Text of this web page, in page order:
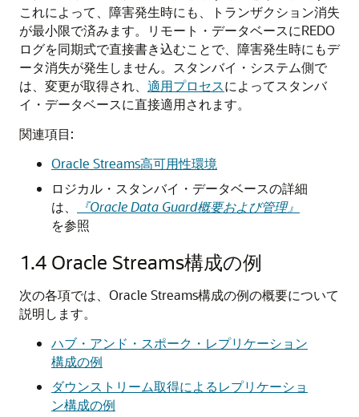
これによって、障害発生時にも、トランザクション消失
が最小限で済みます。リモート・データベースにREDO
ログを同期式で直接書き込むことで、障害発生時にもデ
ータ消失が発生しません。スタンバイ・システム側で
は、変更が取得され、 適用プロセスによってスタンバ
イ・データベースに直接適用されます。
関連項目:
Oracle Streams高可用性環境
ロジカル・スタンバイ・データベースの詳細
は、
『Oracle Data Guard概要および管理』
を参照
1.4 Oracle Streams構成の例
次の各項では、Oracle Streams構成の例の概要について
説明します。
ハブ・アンド・スポーク・レプリケーション
構成の例
ダウンストリーム取得によるレプリケーショ
ン構成の例